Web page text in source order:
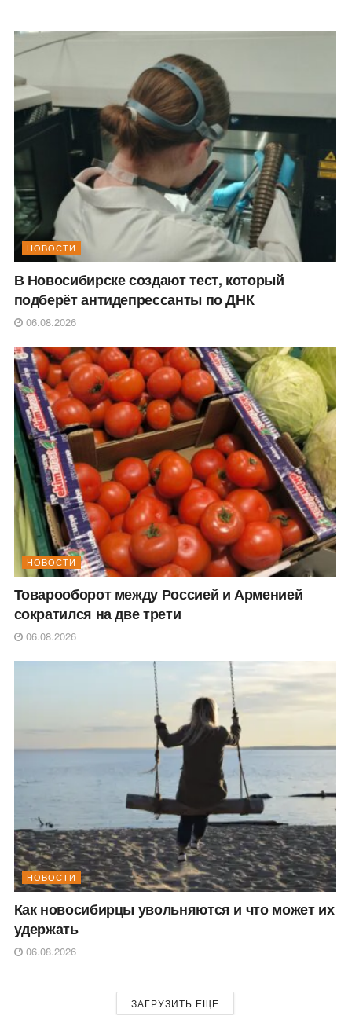
НОВОСТИ
В Новосибирске создают тест, который
подберёт антидепрессанты по ДНК
06.08.2026
НОВОСТИ
Товарооборот между Россией и Арменией
сократился на две трети
06.08.2026
НОВОСТИ
Как новосибирцы увольняются и что может их
удержать
06.08.2026
ЗАГРУЗИТЬ ЕЩЕ